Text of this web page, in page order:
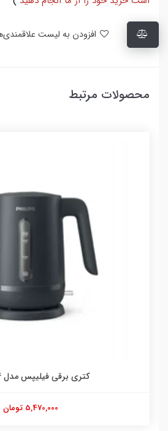
محصولات مرتبط
کتری برقی فیلیپس مدل HD9314
5,470,000 تومان